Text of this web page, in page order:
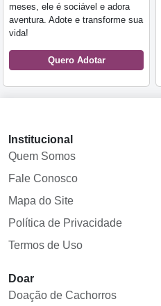
meses, ele é sociável e adora
aventura. Adote e transforme sua
vida!
Quero Adotar
Institucional
Quem Somos
Fale Conosco
Mapa do Site
Política de Privacidade
Termos de Uso
Doar
Doação de Cachorros